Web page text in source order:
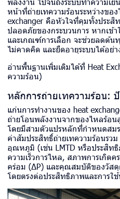
หน้าที่ถ่ายเทความร้อนระหว่างขอ
exchanger คือหัวใจที่คุมทั้งประสิ
ปลอดภัยของกระบวนการ หากเข้
และเกณฑ์การเลือก จะช่วยลดต้น
ไม่คาดคิด และยืดอายุระบบได้อย่
อ่านพื้นฐานเพิ่มเติมได้ที่ Heat
ความร้อน)
หลักการถ่ายเทความร้อน:
แก่นการทำงานของ heat
ถ่ายโอนพลังงานจากของไหลร้อ
โดยมีสามตัวแปรหลักที่กำหนดสม
ค่าสัมประสิทธิ์ถ่ายเทความร้อนรว
อุณหภูมิ (เช่น LMTD หรือประสิท
ความเร็วการไหล, สภาพการเกิด
คร่อม (ΔP) และคุณสมบัติของวัส
โดยตรงต่อประสิทธิภาพและการใ